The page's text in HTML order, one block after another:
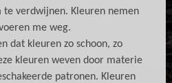
verdwijnen. Kleuren nemen
me weg.
dat kleuren zo schoon, zo
kleuren weven door materie
patronen. Kleuren